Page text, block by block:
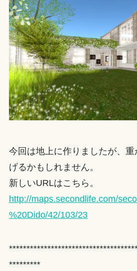
今回は地上に作りましたが、
げるかもしれません。
新しいURLはこちら。
http://maps.secondlife.com/
%20Dido/42/103/23
*********